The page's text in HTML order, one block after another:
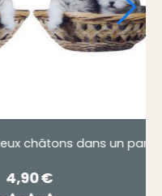
chat dans son panier
4,90€